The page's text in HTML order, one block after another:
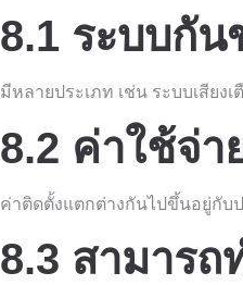
8.1 ระบบกัน
มีหลายประเภท เช่น ระบบเสียง
8.2 ค่าใช้จ่า
ค่าติดตั้งแตกต่างกันไปขึ้นอยู่กับ
8.3 สามารถ